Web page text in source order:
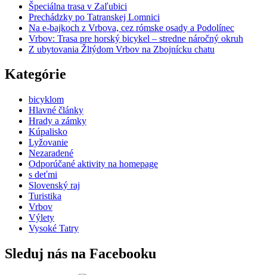
Špeciálna trasa v Zaľubici
Prechádzky po Tatranskej Lomnici
Na e-bajkoch z Vrbova, cez rómske osady a Podolínec
Vrbov: Trasa pre horský bicykel – stredne náročný okruh
Z ubytovania Žltýdom Vrbov na Zbojnícku chatu
Kategórie
bicyklom
Hlavné články
Hrady a zámky
Kúpalisko
Lyžovanie
Nezaradené
Odporúčané aktivity na homepage
s deťmi
Slovenský raj
Turistika
Vrbov
Výlety
Vysoké Tatry
Sleduj nás na Facebooku